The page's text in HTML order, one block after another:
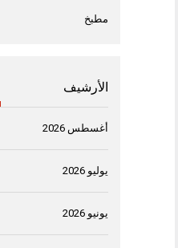
مطبخ
الأرشيف
أغسطس 2026
يوليو 2026
يونيو 2026